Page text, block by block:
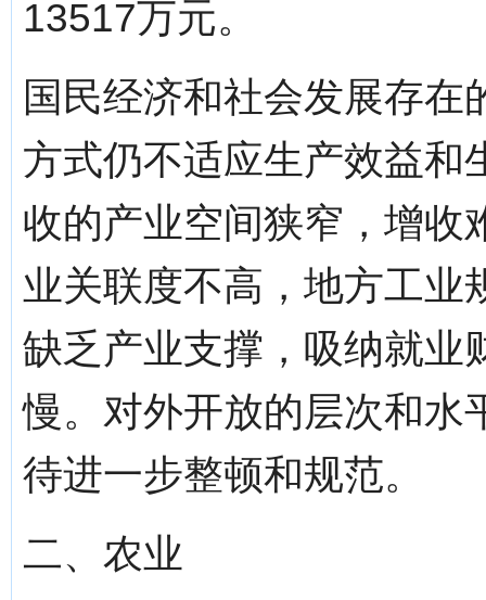
13517万元。
国民经济和社会发展存
方式仍不适应生产效益和
收的产业空间狭窄，增收
业关联度不高，地方工业
缺乏产业支撑，吸纳就业
慢。对外开放的层次和水
待进一步整顿和规范。
二、农业